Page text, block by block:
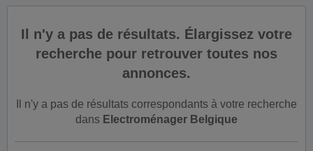
Il n'y a pas de résultats. Élargissez votre
recherche pour retrouver toutes nos
annonces.
Il n'y a pas de résultats correspondants à votre recherche
dans Electroménager Belgique